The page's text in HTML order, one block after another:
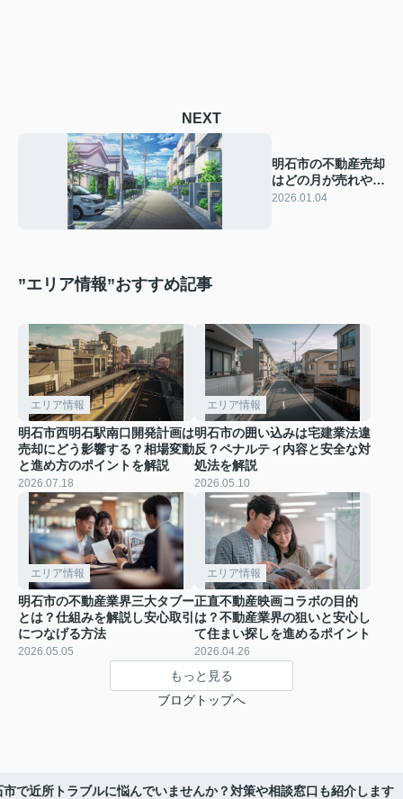
NEXT
明石市の不動産売却
はどの月が売れやす
い？売却成功のポイ
2026.01.04
”エリア情報”おすすめ記事
エリア情報
明石市西明石駅南口開発計画は
売却にどう影響する？相場変動
と進め方のポイントを解説
2026.07.18
エリア情報
明石市の囲い込みは宅建業法違
反？ペナルティ内容と安全な対
処法を解説
2026.05.10
エリア情報
明石市の不動産業界三大タブー
とは？仕組みを解説し安心取引
につなげる方法
2026.05.05
エリア情報
正直不動産映画コラボの目的
は？不動産業界の狙いと安心し
て住まい探しを進めるポイント
2026.04.26
もっと見る
ブログトップへ
市で近所トラブルに悩んでいませんか？対策や相談窓口も紹介します